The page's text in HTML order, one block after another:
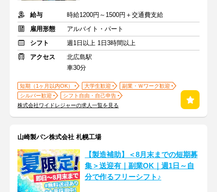
給与
時給1200円～1500円＋交通費支給
雇用形態
アルバイト・パート
シフト
週1日以上 1日3時間以上
アクセス
北広島駅
車30分
短期（1ヶ月以内OK） 大学生歓迎
副業・Ｗワーク歓迎
シルバー歓迎
シフト自由・自己申告
株式会社ワイドレジャーの求人一覧を見る
山崎製パン株式会社 札幌工場
【製造補助】＜8月末までの短期募
集＞送迎有｜副業OK｜週1日～自
分で作るフリーシフト♪